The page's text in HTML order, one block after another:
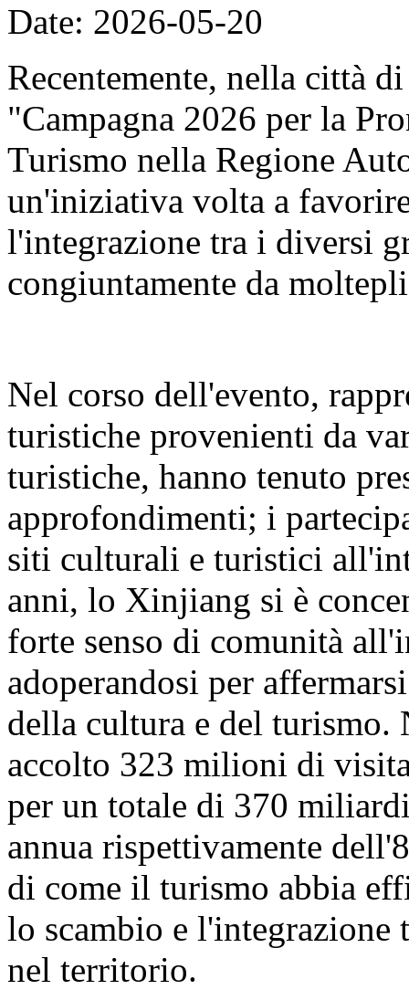
Date: 2026-05-20
Recentemente, nella città
"Campagna 2026 per la
Turismo nella Regione
un'iniziativa volta a
l'integrazione tra i diversi
congiuntamente da
Nel corso dell'evento,
turistiche provenienti da
turistiche, hanno tenuto
approfondimenti; i
siti culturali e turistici
anni, lo Xinjiang si è
forte senso di comunità
adoperandosi per
della cultura e del turismo.
accolto 323 milioni di
per un totale di 370
annua rispettivamente
di come il turismo abbia
lo scambio e
nel territorio.